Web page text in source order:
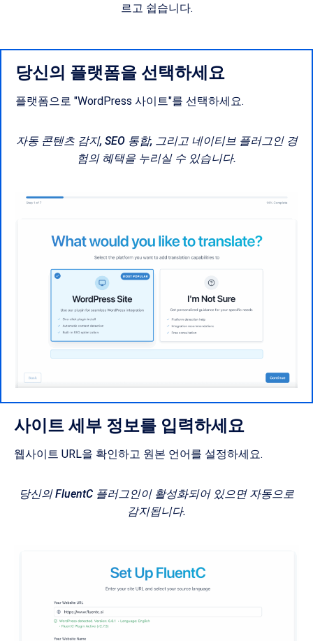
르고 쉽습니다.
당신의 플랫폼을 선택하세요
플랫폼으로 "WordPress 사이트"를 선택하세요.
자동 콘텐츠 감지, SEO 통합, 그리고 네이티브 플러그인 경
험의 혜택을 누리실 수 있습니다.
사이트 세부 정보를 입력하세요
웹사이트 URL을 확인하고 원본 언어를 설정하세요.
당신의 FluentC 플러그인이 활성화되어 있으면 자동으로
감지됩니다.